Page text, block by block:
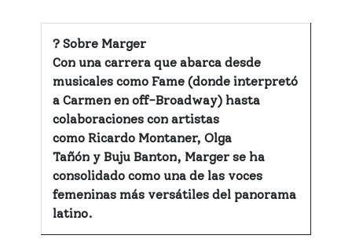
?Sobre Marger
Con una carrera que abarca desde
musicales como Fame (donde interpretó
a Carmen en off-Broadway) hasta
colaboraciones con artistas
comoRicardo Montaner, Olga
Tañón yBuju Banton, Marger se ha
consolidado como una de las voces
femeninas más versátiles del panorama
latino.